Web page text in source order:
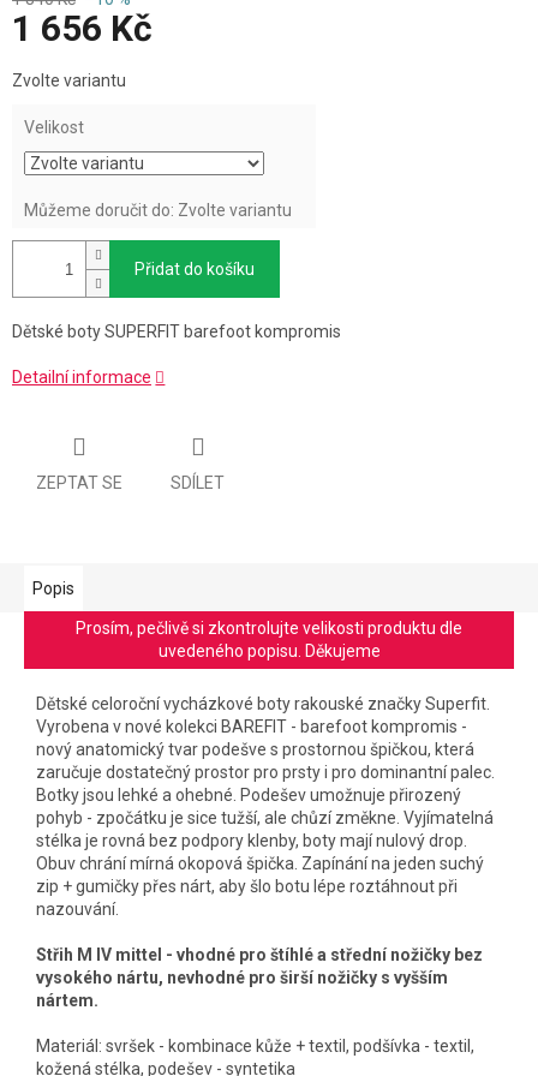
1 656 Kč
cena:
Zvolte variantu
Velikost
Můžeme doručit do: Zvolte variantu
Přidat do košíku
Dětské boty SUPERFIT barefoot kompromis
Detailní informace
ZEPTAT SE SDÍLET
Popis
Prosím, pečlivě si zkontrolujte velikosti produktu dle
uvedeného popisu. Děkujeme
Dětské celoroční vycházkové boty rakouské značky Superfit.
Vyrobena v nové kolekci BAREFIT - barefoot kompromis -
nový anatomický tvar podešve s prostornou špičkou, která
zaručuje dostatečný prostor pro prsty i pro dominantní palec.
Botky jsou lehké a ohebné. Podešev umožnuje přirozený
pohyb - zpočátku je sice tužší, ale chůzí změkne. Vyjímatelná
stélka je rovná bez podpory klenby, boty mají nulový drop.
Obuv chrání mírná okopová špička. Zapínání na jeden suchý
zip + gumičky přes nárt, aby šlo botu lépe roztáhnout při
nazouvání.
Střih M IV mittel - vhodné pro štíhlé a střední nožičky bez
vysokého nártu, nevhodné pro širší nožičky s vyšším
nártem.
Materiál: svršek - kombinace kůže + textil, podšívka - textil,
kožená stélka, podešev - syntetika